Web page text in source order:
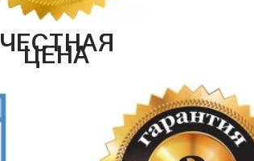
ЧЕСТНАЯ
ЦЕНА